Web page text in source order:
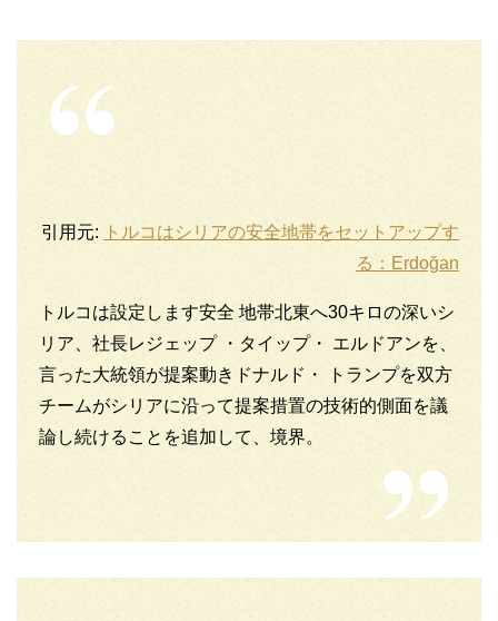
引用元:
トルコはシリアの安全地帯をセットアップす
る：Erdoğan
トルコは設定します安全 地帯北東へ30キロの深いシ
リア、社長レジェップ ・タイップ・ エルドアンを、
言った大統領が提案動きドナルド・ トランプを双方
チームがシリアに沿って提案措置の技術的側面を議
論し続けることを追加して、境界。